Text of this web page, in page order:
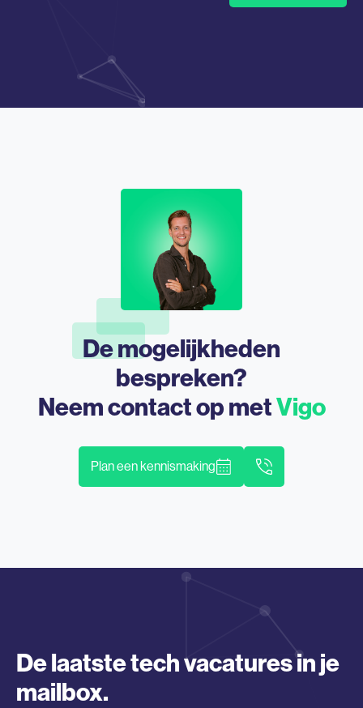
De mogelijkheden
bespreken?
Neem contact op metVigo
Plan een kennismaking
De laatste tech vacatures in je
mailbox.